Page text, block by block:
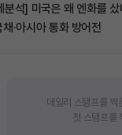
분석] 미국은 왜 엔화를 샀
채·아시아 통화 방어전
데일리 스탬프를 찍
첫 스탬프를